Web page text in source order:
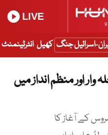
LIVE
اسرائیل جنگ کھیل انٹرٹینمنٹ
مرحلہ وار اور منظم انداز میں
آئی فون پر 5 جی سروس کے آغاز کا